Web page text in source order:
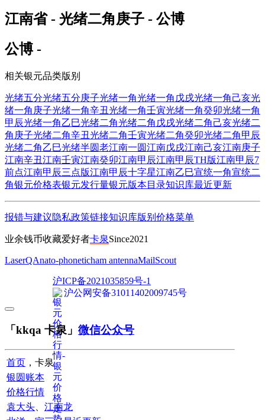
江南省 - 光绪二角庚子 - 公博
公博 -
相关银元品类版别
光绪五分光绪五分庚子光绪一角光绪一角戊戌光绪一角己亥光
绪一角庚子光绪一角辛丑光绪一角壬寅光绪一角癸卯光绪一角
甲辰光绪一角乙巳光绪二角光绪二角戊戌光绪二角己亥光绪二
角庚子光绪二角辛丑光绪二角壬寅光绪二角癸卯光绪二角甲辰
光绪二角乙巳光绪半圆老江南一圆江南戊戌江南己亥江南庚子
江南辛丑江南壬寅江南癸卯江南甲辰江南甲辰TH版江南甲辰7
前点江南甲辰三点版江南甲辰十字星江南乙巳宣统一角宣统二
角银元价格表银元发行量银元版本目录知识库最近更新
报错与建议隐私政策链接知识库版别 价格菜单
业余钱币收藏爱好者卡泉Since2021
LaserQAnato-phoneticham antennaMailScout
沪ICP备2021035859号-1
沪公网安备31011402009745号
「kkqa 卡泉」 微信公众号
首页 ，卡泉
银圆账本
价格行情
袁大头
江南龙